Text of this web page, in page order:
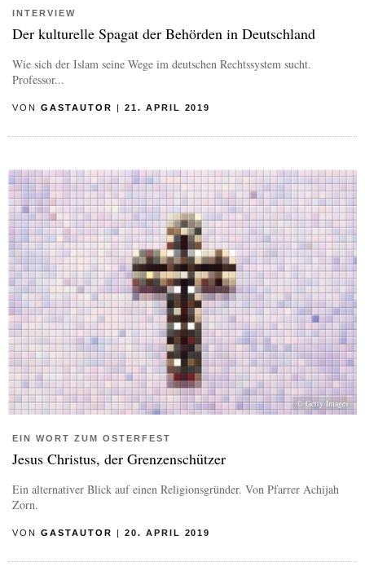
INTERVIEW
Der kulturelle Spagat der Behörden in Deutschland
Wie sich der Islam seine Wege im deutschen Rechtssystem sucht.
Professor...
VON GASTAUTOR | 21. APRIL 2019
© Getty Images
EIN WORT ZUM OSTERFEST
Jesus Christus, der Grenzenschützer
Ein alternativer Blick auf einen Religionsgründer. Von Pfarrer Achijah
Zorn.
VON GASTAUTOR | 20. APRIL 2019